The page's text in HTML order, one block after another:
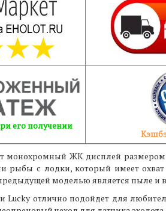
его получении
монохромный ЖК дисплей размером
с лодки, который имеет охват
моделью является пыле
Lucky отлично подойдет для